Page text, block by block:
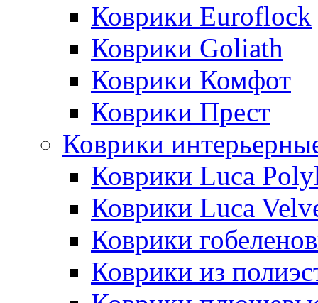
Коврики Euroflock
Коврики Goliath
Коврики Комфот
Коврики Прест
Коврики
Коврики Luca
Коврики Luca
Коврики
Коврики из